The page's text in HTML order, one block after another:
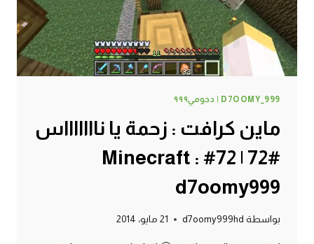
D7OOMY_999 | دحومي٩٩٩
ماين كرافت : زحمة يا ناااااااس
#72 | 72# Minecraft :
d7oomy999
بواسطة d7oomy999hd 21 مايو، 2014